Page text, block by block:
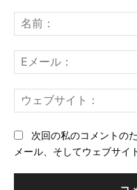
ン
ト：
次回の私のコメントの
メール、そしてウェブサイ